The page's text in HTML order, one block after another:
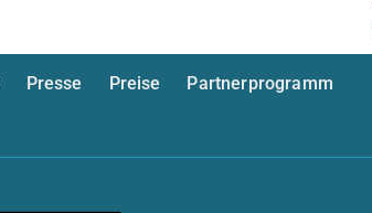
Presse Preise
Partnerprogramm